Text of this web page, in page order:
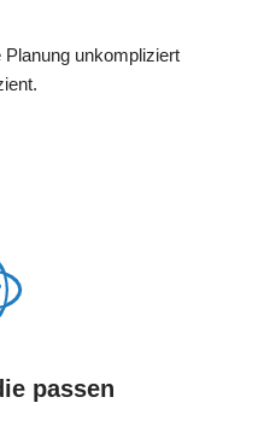
unkompliziert
passen